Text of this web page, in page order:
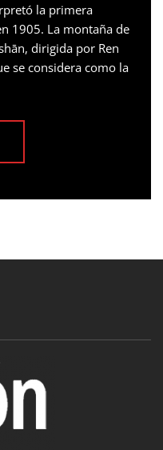
la primera
1905. La montaña de
dirigida por Ren
se considera como la